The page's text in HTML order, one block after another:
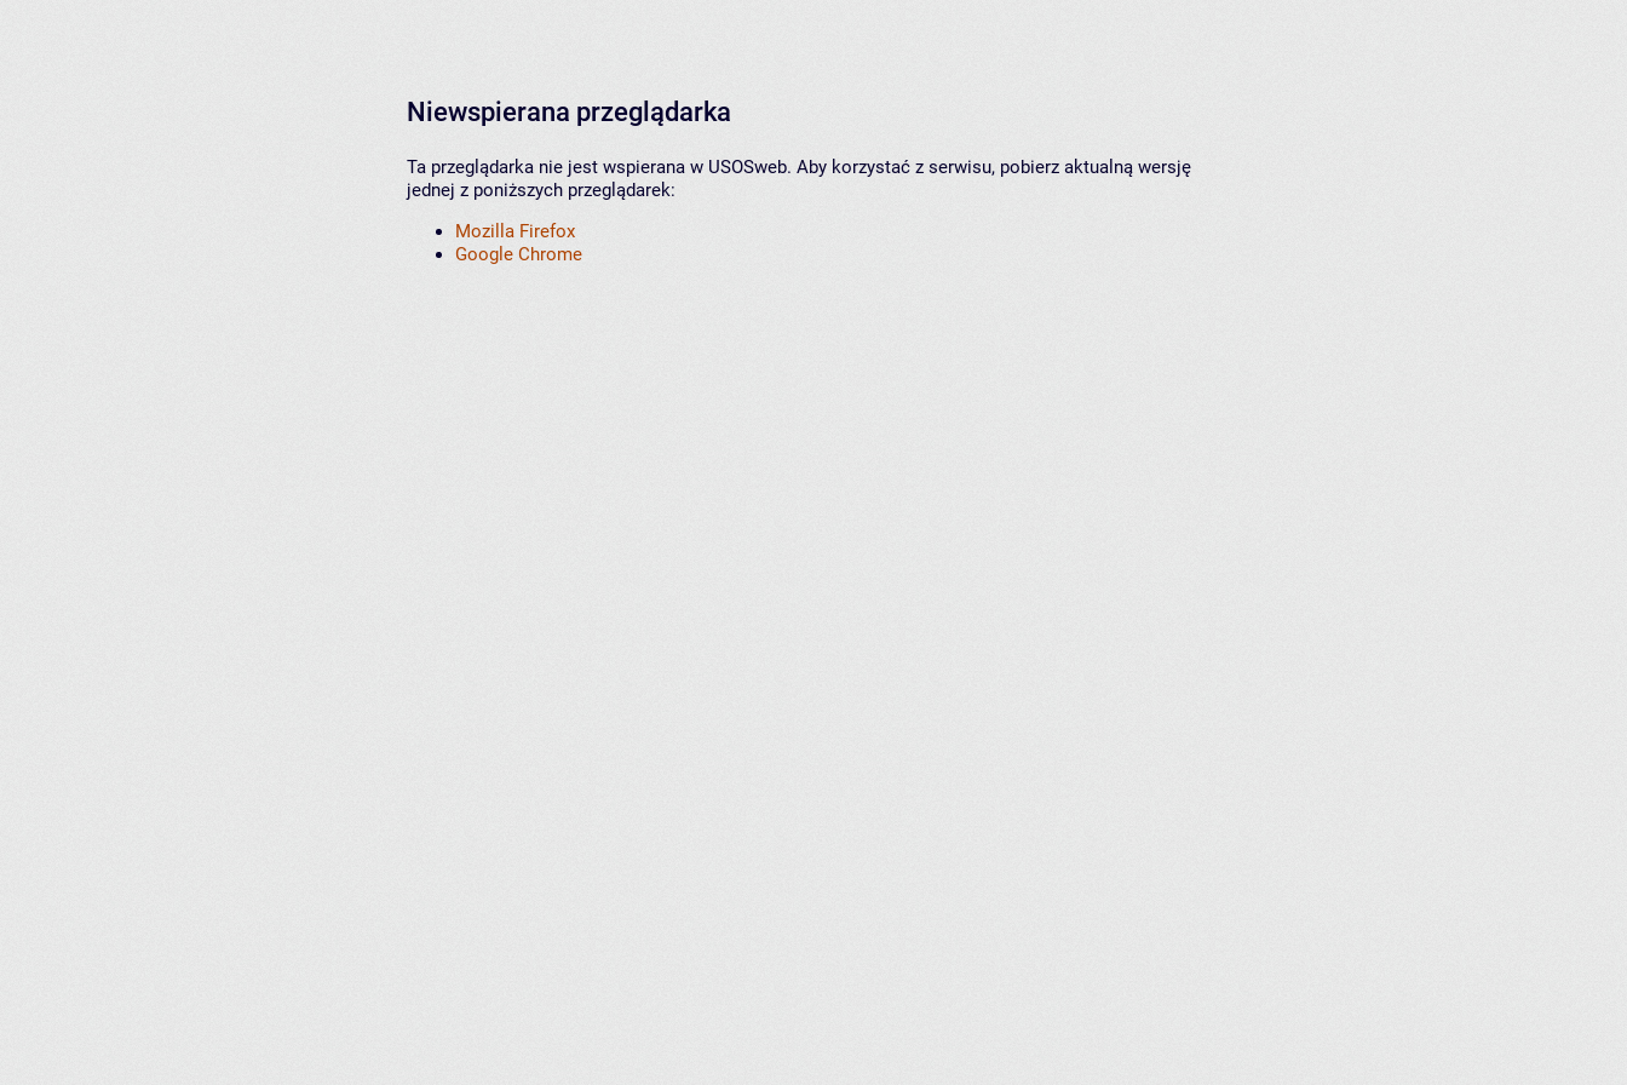
Niewspierana przeglądarka
Ta przeglądarka nie jest wspierana w USOSweb. Aby korzystać z serwisu, pobierz aktualną wersję
jednej z poniższych przeglądarek:
Mozilla Firefox
Google Chrome